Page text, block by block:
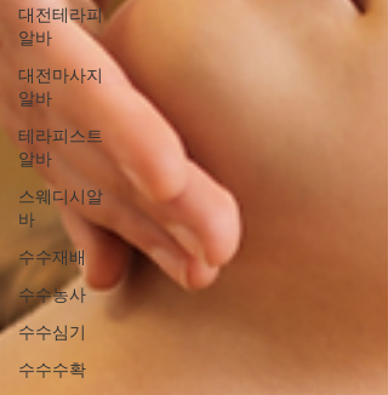
대전테라피
알바
대전마사지
알바
테라피스트
알바
스웨디시알
바
수수재배
수수농사
수수심기
수수수확